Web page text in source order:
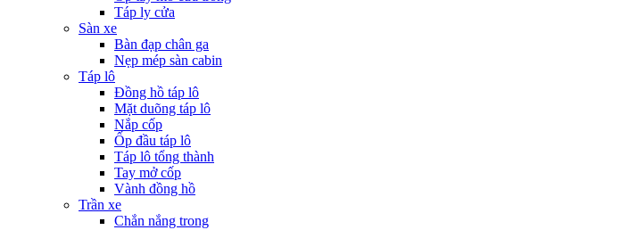
Táp ly cửa
Sàn xe
Bàn đạp chân ga
Nẹp mép sàn cabin
Táp lô
Đồng hồ táp lô
Mặt duõng táp lô
Nắp cốp
Ốp đầu táp lô
Táp lô tổng thành
Tay mở cốp
Vành đồng hồ
Trần xe
Chắn nắng trong